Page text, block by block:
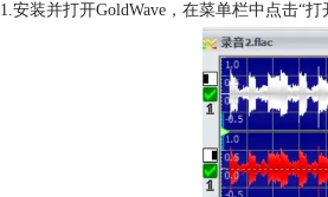
1.安装并打开GoldWave，在菜单栏中点击“